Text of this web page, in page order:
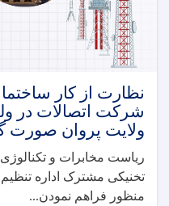
نظارت از کار
شرکت اتصالات در
ولایت پروان صورت
ریاست مخابرات و
تخنیکی مشترک اداره تنظیم
منظور فراهم نمودن...